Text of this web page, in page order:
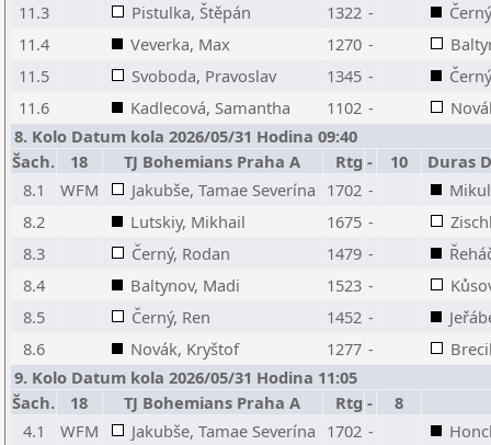
11.3
Pistulka, Štěpán 1322 -
11.4
Veverka, Max 1270 -
11.5
Svoboda, Pravoslav 1345 -
11.6
Kadlecová, Samantha 1102 -
8. Kolo Datum kola 2026/05/31 Hodina 09:40
Šach.
18 TJ Bohemians Praha A Rtg - 10
Duras
8.1
WFM Jakubše, Tamae Severína 1702 -
8.2
Lutskiy, Mikhail 1675 -
8.3
Černý, Rodan 1479 -
8.4
Baltynov, Madi 1523 -
8.5
Černý, Ren 1452 -
8.6
Novák, Kryštof 1277 -
9. Kolo Datum kola 2026/05/31 Hodina 11:05
Šach.
18 TJ Bohemians Praha A Rtg -
8
4.1
WFM Jakubše, Tamae Severína 1702 -